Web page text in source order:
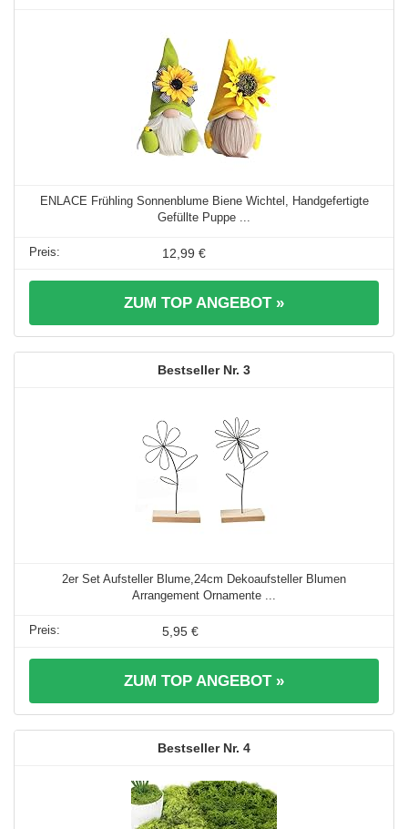
ENLACE Frühling Sonnenblume Biene Wichtel, Handgefertigte
Gefüllte Puppe ...
12,99 €
ZUM TOP ANGEBOT »
3
2er Set Aufsteller Blume,24cm Dekoaufsteller Blumen
Arrangement Ornamente ...
5,95 €
ZUM TOP ANGEBOT »
4